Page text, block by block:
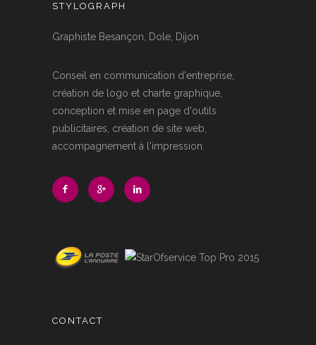
STYLOGRAPH
Graphiste Besançon, Dole, Dijon
Conseil en communication d'entreprise,
création de logo et charte graphique,
conception et mise en page d'outils
publicitaires, création de site web,
accompagnement à l'impression.
CONTACT